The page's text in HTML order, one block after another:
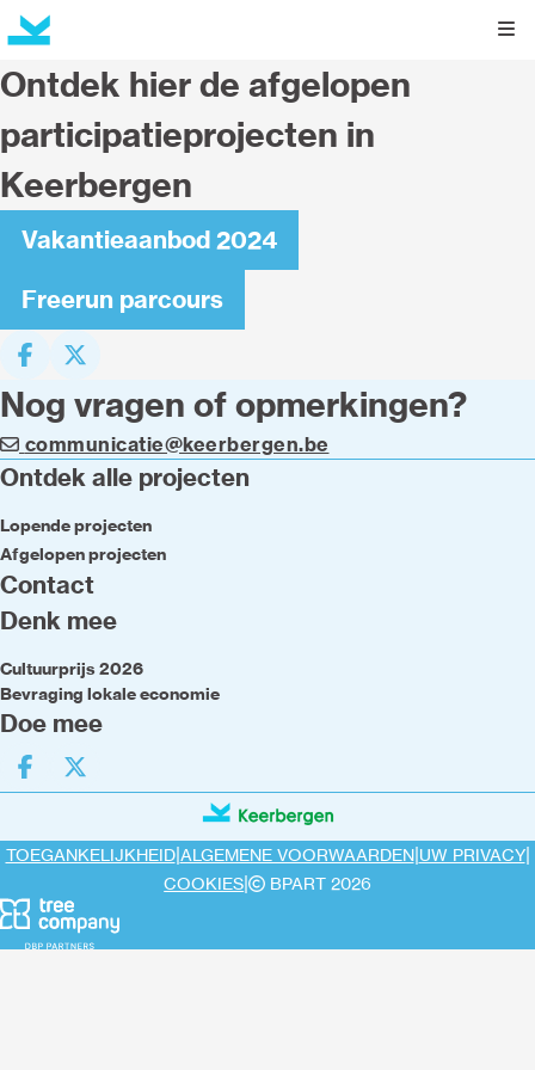
Ontdek hier de afgelopen
participatieprojecten in
Keerbergen
Vakantieaanbod 2024
Freerun parcours
Deel op facebook
Deel op X
Nog vragen of opmerkingen?
communicatie@keerbergen.be
Ontdek alle projecten
Lopende projecten
Afgelopen projecten
Contact
Denk mee
Cultuurprijs 2026
Bevraging lokale economie
Doe mee
Deel op facebook
Deel op X
TOEGANKELIJKHEID| ALGEMENE VOORWAARDEN| UW PRIVACY|
COOKIES | BPART 2026